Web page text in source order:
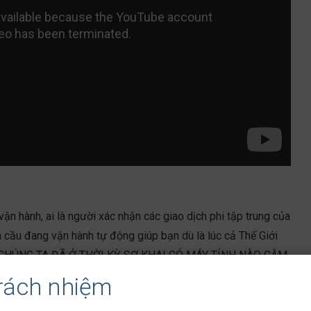
hành, ai là người xác nhận các giao dịch phi tập trung của
đang vận hành tự động giúp bạn dù là lúc cả Thế Giới
TA ĐÃ Ở THỜI KỲ SƠ KHAI CÓ MÁY TÍNH NÀO CẮM
(block subsidy) của bitcoin LÀ 1 PHẦN THƯỞNG ĐỂ
NHUẬN BAN ĐẦU VÀ NGƯỜI SỬ DỤNG CHUYỂN
nhiệm